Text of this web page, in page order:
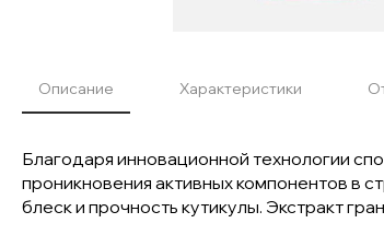
Описание Характеристики
Благодаря инновационной технологии
проникновения активных компонентов в
блеск и прочность кутикулы. Экстракт